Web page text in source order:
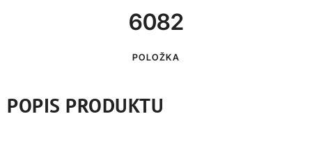
6082
POLOŽKA
POPIS PRODUKTU